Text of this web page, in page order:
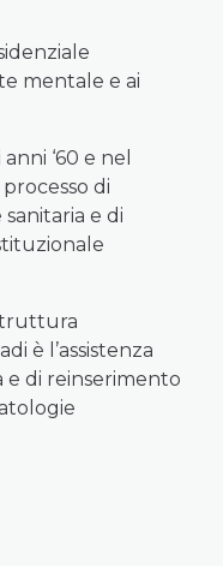
mentale e ai
‘60 e nel
di
e di
è l’assistenza
e di reinserimento